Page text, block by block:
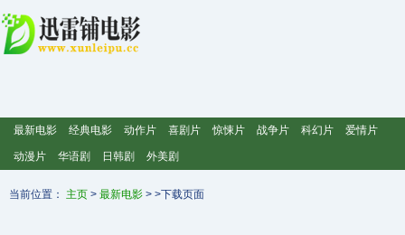
最新电影 经典电影 动作片 喜剧片 惊悚片 战争片 科幻片 爱情片
动漫片 华语剧 日韩剧 外美剧
当前位置： 主页 > 最新电影 > >下载页面